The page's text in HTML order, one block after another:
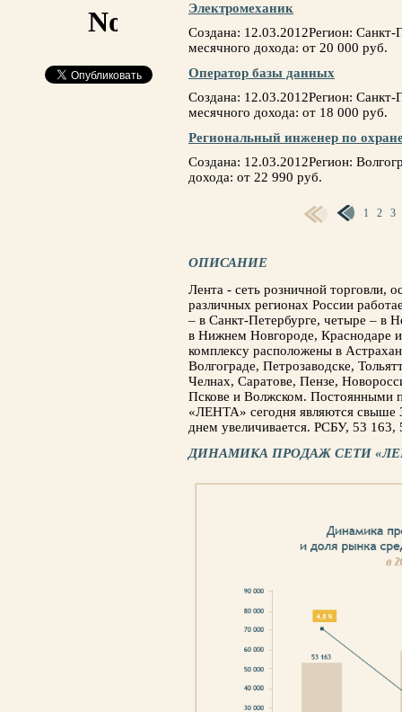
Электромеханик
Создана: 12.03.2012Регион:
месячного дохода: от 20 000 руб.
Оператор базы данных
Создана: 12.03.2012Регион:
месячного дохода: от 18 000 руб.
Региональный инженер по
Создана: 12.03.2012Регион:
дохода: от 22 990 руб.
1 2 3
ОПИСАНИЕ
Лента - сеть розничной торговли,
различных регионах России
– в Санкт-Петербурге, четыре – в
в Нижнем Новгороде, Краснодаре
комплексу расположены в
Волгограде, Петрозаводске,
Челнах, Саратове, Пензе,
Пскове и Волжском. Постоянными
«ЛЕНТА» сегодня являются свыше
днем увеличивается. РСБУ, 53
ДИНАМИКА ПРОДАЖ СЕТИ